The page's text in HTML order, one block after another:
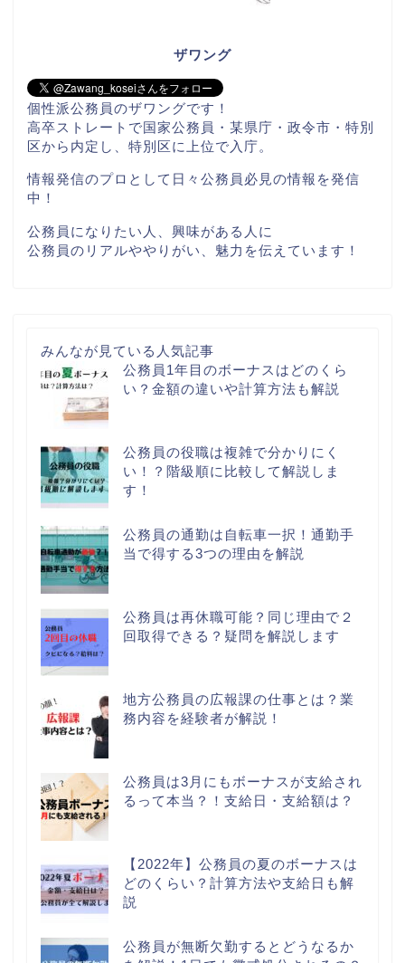
ザワング
個性派公務員のザワングです！
高卒ストレートで国家公務員・某県庁・政令市・特別
区から内定し、特別区に上位で入庁。
情報発信のプロとして日々公務員必見の情報を発信
中！
公務員になりたい人、興味がある人に
公務員のリアルややりがい、魅力を伝えています！
みんなが見ている人気記事
公務員1年目のボーナスはどのくら
い？金額の違いや計算方法も解説
公務員の役職は複雑で分かりにく
い！？階級順に比較して解説しま
す！
公務員の通勤は自転車一択！通勤手
当で得する3つの理由を解説
公務員は再休職可能？同じ理由で２
回取得できる？疑問を解説します
地方公務員の広報課の仕事とは？業
務内容を経験者が解説！
公務員は3月にもボーナスが支給され
るって本当？！支給日・支給額は？
【2022年】公務員の夏のボーナスは
どのくらい？計算方法や支給日も解
説
公務員が無断欠勤するとどうなるか